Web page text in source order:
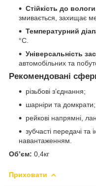
Стійкість до вологи
змивається, захищає
Температурний
°C.
Універсальність
автомобільних та
Рекомендовані
різьбові з’єднання;
шарніри та домкрати;
рейкові напрямні,
зубчасті передачі та
навантаженням.
Об’єм: 0,4кг
Приховати